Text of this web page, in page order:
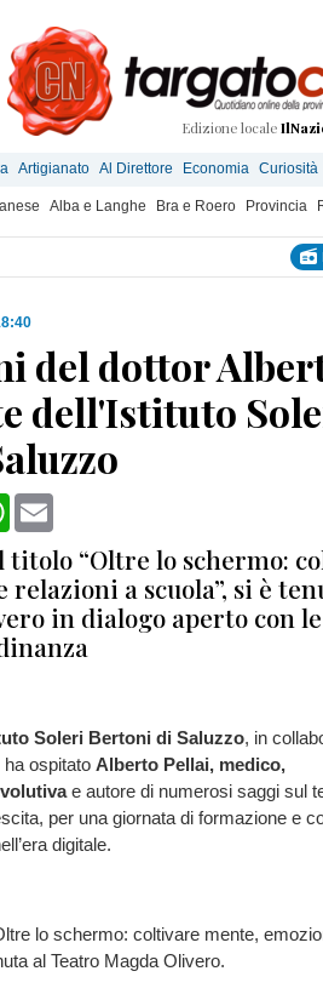
Edizione locale
Artigianato Al Direttore Economia Curiosità
Alba e Langhe Bra e Roero Provincia
del dottor
dell'Istituto
WhatsApp
titolo “Oltre lo schermo:
a scuola”, si è
in dialogo aperto con le
Soleri Bertoni di Saluzzo, in
ospitato Alberto Pellai, medico,
e autore di numerosi saggi sul
per una giornata di formazione e
digitale.
lo schermo: coltivare mente,
al Teatro Magda Olivero.